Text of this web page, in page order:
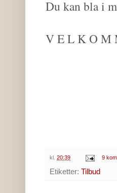
Du kan bla i
V E L K O M
kl. 20:39 9
Etiketter: Tilbud